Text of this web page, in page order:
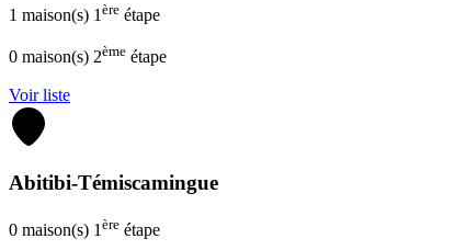
1 maison(s) 1 ère étape
0 maison(s) 2ème étape
Voir liste
Abitibi-Témiscamingue
0 maison(s) 1 ère étape